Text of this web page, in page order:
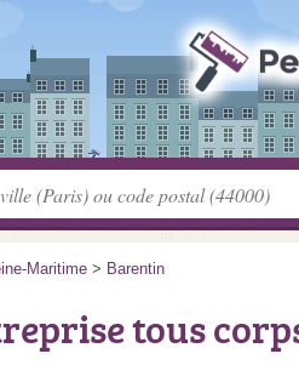
Maritime > Barentin
tous